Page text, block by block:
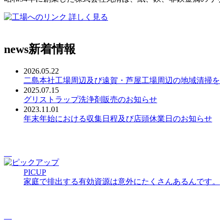
詳しく見る
news新着情報
2026.05.22
二島本社工場周辺及び遠賀・芦屋工場周辺の地域清掃を
2025.07.15
グリストラップ洗浄剤販売のお知らせ
2023.11.01
年末年始における収集日程及び店頭休業日のお知らせ
PICUP
家庭で排出する有効資源は意外にたくさんあるんです。